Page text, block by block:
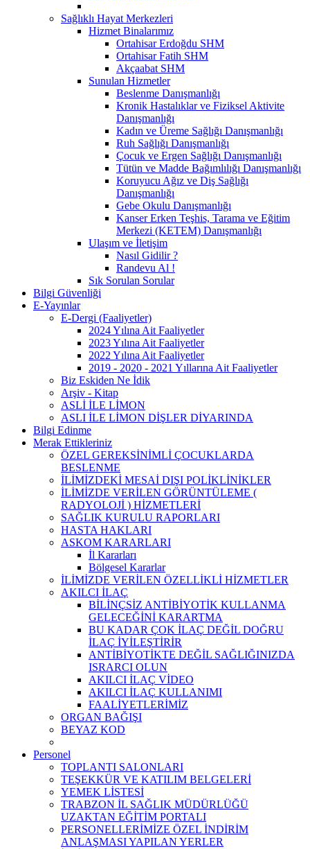
Sağlıklı Hayat Merkezleri
Hizmet Binalarımız
Ortahisar Erdoğdu SHM
Ortahisar Fatih SHM
Akçaabat SHM
Sunulan Hizmetler
Beslenme Danışmanlığı
Kronik Hastalıklar ve Fiziksel Aktivite
Danışmanlığı
Kadın ve Üreme Sağlığı Danışmanlığı
Ruh Sağlığı Danışmanlığı
Çocuk ve Ergen Sağlığı Danışmanlığı
Tütün ve Madde Bağımlılığı Danışmanlığı
Koruyucu Ağız ve Diş Sağlığı
Danışmanlığı
Gebe Okulu Danışmanlığı
Kanser Erken Teşhis, Tarama ve Eğitim
Merkezi (KETEM) Danışmanlığı
Ulaşım ve İletişim
Nasıl Gidilir ?
Randevu Al !
Sık Sorulan Sorular
Bilgi Güvenliği
E-Yayınlar
E-Dergi (Faaliyetler)
2024 Yılına Ait Faaliyetler
2023 Yılına Ait Faaliyetler
2022 Yılına Ait Faaliyetler
2019 - 2020 - 2021 Yıllarına Ait Faaliyetler
Biz Eskiden Ne İdik
Arşiv - Kitap
ASLİ İLE LİMON
ASLI İLE LİMON DİŞLER DİYARINDA
Bilgi Edinme
Merak Ettikleriniz
ÖZEL GEREKSİNİMLİ ÇOCUKLARDA
BESLENME
İLİMİZDEKİ MESAİ DIŞI POLİKLİNİKLER
İLİMİZDE VERİLEN GÖRÜNTÜLEME (
RADYOLOJİ ) HİZMETLERİ
SAĞLIK KURULU RAPORLARI
HASTA HAKLARI
ASKOM KARARLARI
İl Kararları
Bölgesel Kararlar
İLİMİZDE VERİLEN ÖZELLİKLİ HİZMETLER
AKILCI İLAÇ
BİLİNÇSİZ ANTİBİYOTİK KULLANMA
GELECEĞİNİ KARARTMA
BU KADAR ÇOK İLAÇ DEĞİL DOĞRU
İLAÇ İYİLEŞTİRİR
ANTİBİYOTİKTE DEĞİL SAĞLIĞINIZDA
ISRARCI OLUN
AKILCI İLAÇ VİDEO
AKILCI İLAÇ KULLANIMI
FAALİYETLERİMİZ
ORGAN BAĞIŞI
BEYAZ KOD
Personel
TOPLANTI SALONLARI
TEŞEKKÜR VE KATILIM BELGELERİ
YEMEK LİSTESİ
TRABZON İL SAĞLIK MÜDÜRLÜĞÜ
UZAKTAN EĞİTİM PORTALI
PERSONELLERİMİZE ÖZEL İNDİRİM
ANLAŞMASI YAPILAN YERLER